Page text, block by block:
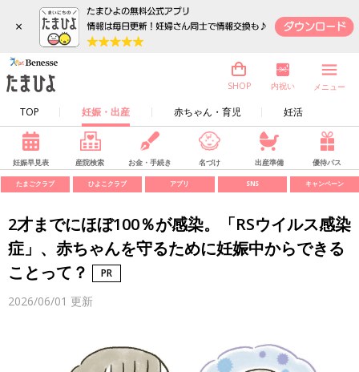
×
TOP 妊娠・出産 赤ちゃん・育児 妊活
SHOP 内祝い メニュー
妊娠早見表 産院検索 お金・手続き 名づけ 出産準備 優待パス
たまごクラブ ひよこクラブ アプリ SNS キャンペーン
2才までにほぼ100％が感染。「RSウイルス感染
症」、赤ちゃんを守るために妊娠中からできる
ことって？
2026/06/01 更新